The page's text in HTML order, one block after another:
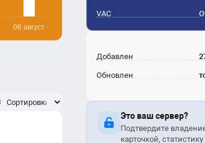
VAC
Добавлен
Обновлен
Это ваш сервер?
Подтвердите
карточкой,